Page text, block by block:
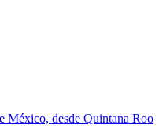
México, desde Quintana Roo